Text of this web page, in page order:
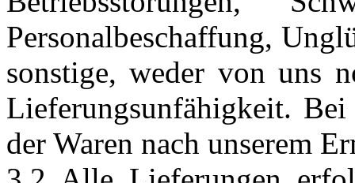
Personalbeschaffung,
sonstige, weder von uns
Lieferungsunfähigkeit.
der Waren nach unserem